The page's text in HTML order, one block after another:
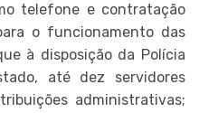
telefone e contratação
o funcionamento das
à disposição da Polícia
até dez servidores
administrativas;